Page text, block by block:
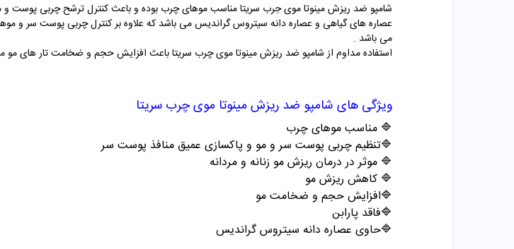
شامپو ضد ریزش مینوتا موی جرب سریتا مناسب موهای چرب بوده و باعث کنترل ترشح چربی پوست و
عصاره های گیاهی و عصاره دانه سیتروس گراندیس می باشد که علاوه بر کنترل چربی پوست سر و
می باشد .
استفاده مداوم از شامپو ضد ریزش مینوتا موی چرب سریتا باعث افزایش حجم و ضخامت تار های مو
ویژگی های شامپو ضد ریزش مینوتا موی چرب سریتا
🔷 مناسب موهای چرب
🔷تنظیم چربی پوست سر و مو و پاکسازی عمیق منافذ پوست سر
🔷 موثر در درمان ریزش مو زنانه و مردانه
🔷 کاهش ریزش مو
🔷افزایش حجم و ضخامت مو
🔷فاقد پارابن
🔷حاوی عصاره دانه سیتروس گراندیس